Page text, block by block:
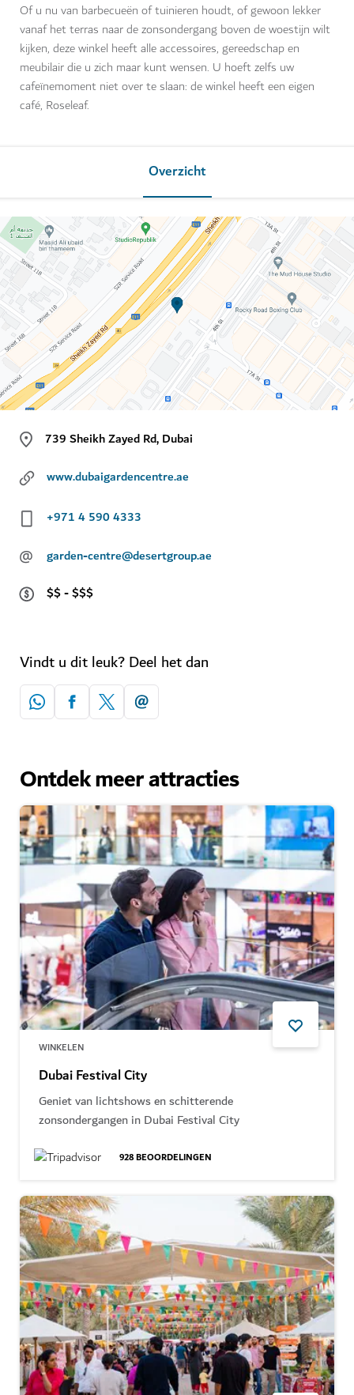
Of u nu van barbecueën of tuinieren houdt, of gewoon lekker
vanaf het terras naar de zonsondergang boven de woestijn wilt
kijken, deze winkel heeft alle accessoires, gereedschap en
meubilair die u zich maar kunt wensen. U hoeft zelfs uw
cafeïnemoment niet over te slaan: de winkel heeft een eigen
café, Roseleaf.
Overzicht
739 Sheikh Zayed Rd, Dubai
www.dubaigardencentre.ae
+971 4 590 4333
@
garden-centre@desertgroup.ae
$$ - $$$
Vindt u dit leuk? Deel het dan
Ontdek meer attracties
WINKELEN
Dubai Festival City
Geniet van lichtshows en schitterende
zonsondergangen in Dubai Festival City
928BEOORDELINGEN